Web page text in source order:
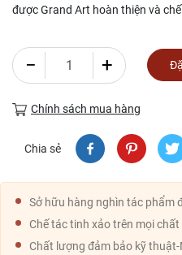
được Grand Art hoàn thiện và
− +
Chính sách mua hàng
Chia sẻ
Sở hữu hàng nghìn tác phẩm
Chế tác tinh xảo trên mọi chất
Chất lượng đảm bảo kỹ